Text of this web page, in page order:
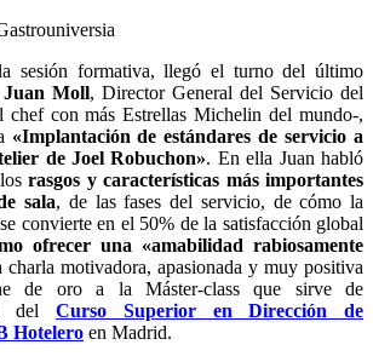
sesión formativa, llegó el turno del último
Juan Moll, Director General del Servicio del
chef con más Estrellas Michelin del mundo-,
«Implantación de estándares de servicio a
de Joel Robuchon». En ella Juan habló
losrasgos y características más importantes
sala, de las fases del servicio, de cómo la
convierte en el 50% de la satisfacción global
ofrecer una «amabilidad rabiosamente
charla motivadora, apasionada y muy positiva
de oro a la Máster-class que sirve de
delCurso Superior en Dirección de
Hotelero en Madrid.